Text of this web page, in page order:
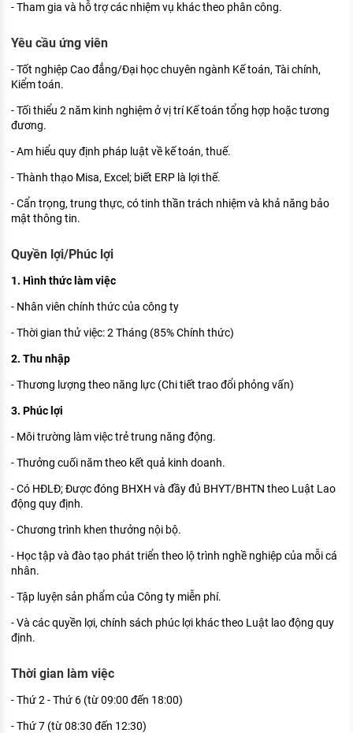
- Tham gia và hỗ trợ các nhiệm vụ khác theo phân công.
Yêu cầu ứng viên
- Tốt nghiệp Cao đẳng/Đại học chuyên ngành Kế toán, Tài chính,
Kiểm toán.
- Tối thiểu 2 năm kinh nghiệm ở vị trí Kế toán tổng hợp hoặc tương
đương.
- Am hiểu quy định pháp luật về kế toán, thuế.
- Thành thạo Misa, Excel; biết ERP là lợi thế.
- Cẩn trọng, trung thực, có tinh thần trách nhiệm và khả năng bảo
mật thông tin.
Quyền lợi/Phúc lợi
1. Hình thức làm việc
- Nhân viên chính thức của công ty
- Thời gian thử việc: 2 Tháng (85% Chính thức)
2. Thu nhập
- Thương lượng theo năng lực (Chi tiết trao đổi phỏng vấn)
3. Phúc lợi
- Môi trường làm việc trẻ trung năng động.
- Thưởng cuối năm theo kết quả kinh doanh.
- Có HĐLĐ; Được đóng BHXH và đầy đủ BHYT/BHTN theo Luật Lao
động quy định.
- Chương trình khen thưởng nội bộ.
- Học tập và đào tạo phát triển theo lộ trình nghề nghiệp của mỗi cá
nhân.
- Tập luyện sản phẩm của Công ty miễn phí.
- Và các quyền lợi, chính sách phúc lợi khác theo Luật lao động quy
định.
Thời gian làm việc
- Thứ 2 - Thứ 6 (từ 09:00 đến 18:00)
- Thứ 7 (từ 08:30 đến 12:30)